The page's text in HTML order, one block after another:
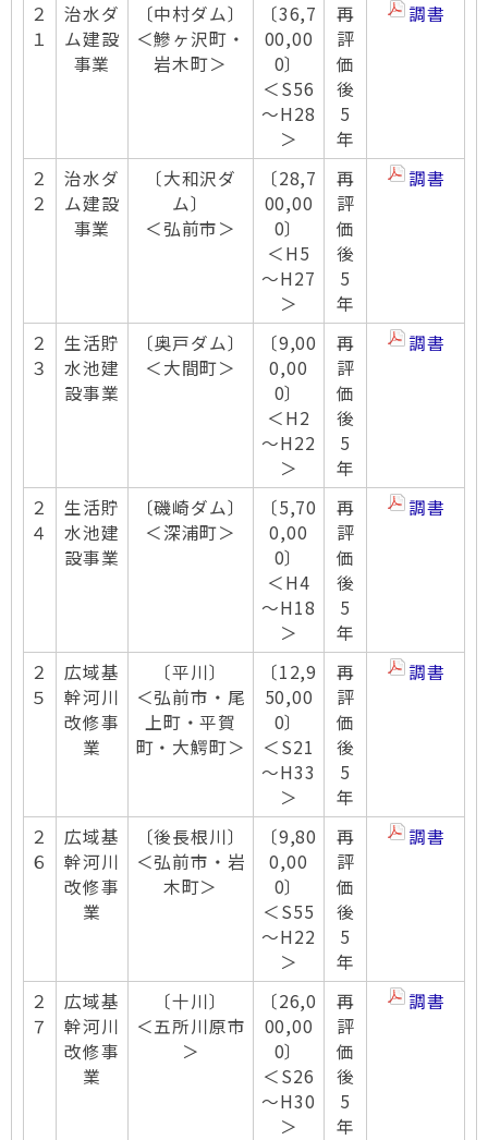
２
１
治水ダ
ム建設
事業
〔中村ダム〕
＜鰺ヶ沢町・
岩木町＞
〔36,7
00,00
0〕
＜S56
～H28
＞
再
評
価
後
5
年
調書
２
２
治水ダ
ム建設
事業
〔大和沢ダ
ム〕
＜弘前市＞
〔28,7
00,00
0〕
＜H5
～H27
＞
再
評
価
後
5
年
調書
２
３
生活貯
水池建
設事業
〔奥戸ダム〕
＜大間町＞
〔9,00
0,00
0〕
＜H2
～H22
＞
再
評
価
後
5
年
調書
２
４
生活貯
水池建
設事業
〔磯崎ダム〕
＜深浦町＞
〔5,70
0,00
0〕
＜H4
～H18
＞
再
評
価
後
5
年
調書
２
５
広域基
幹河川
改修事
業
〔平川〕
＜弘前市・尾
上町・平賀
町・大鰐町＞
〔12,9
50,00
0〕
＜S21
～H33
＞
再
評
価
後
5
年
調書
２
６
広域基
幹河川
改修事
業
〔後長根川〕
＜弘前市・岩
木町＞
〔9,80
0,00
0〕
＜S55
～H22
＞
再
評
価
後
5
年
調書
２
７
広域基
幹河川
改修事
業
〔十川〕
＜五所川原市
＞
〔26,0
00,00
0〕
＜S26
～H30
＞
再
評
価
後
5
年
調書